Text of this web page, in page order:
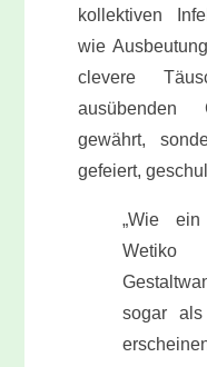
kollektiven
wie
clevere
ausübenden
gewährt,
gefeiert,
„Wie
sogar